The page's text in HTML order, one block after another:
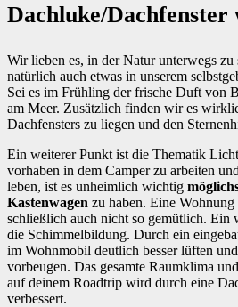
Dachluke/Dachfenster
Wir lieben es, in der Natur unterwegs
natürlich auch etwas in unserem
Sei es im Frühling der frische Duft von
am Meer. Zusätzlich finden wir es
Dachfensters zu liegen und den
Ein weiterer Punkt ist die Thematik
vorhaben in dem Camper zu arbeiten
leben, ist es unheimlich wichtig
Kastenwagen zu haben. Eine Wohnung
schließlich auch nicht so gemütlich. Ein
die Schimmelbildung. Durch ein
im Wohnmobil deutlich besser lüften
vorbeugen. Das gesamte Raumklima
auf deinem Roadtrip wird durch eine
verbessert.